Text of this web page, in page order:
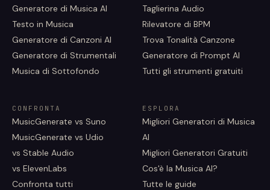
Generatore di Musica AI
Testo in Musica
Generatore di Canzoni AI
Generatore di Strumentali
Musica di Sottofondo
Taglierina Audio
Rilevatore di BPM
Trova Tonalità Canzone
Generatore di Prompt AI
Tutti gli strumenti gratuiti
CONFRONTA
MusicGenerate vs Suno
MusicGenerate vs Udio
vs Stable Audio
vs ElevenLabs
Confronta tutti
ESPLORA
Migliori Generatori di Musica
AI
Migliori Generatori Gratuiti
Cos'è la Musica AI?
Tutte le guide